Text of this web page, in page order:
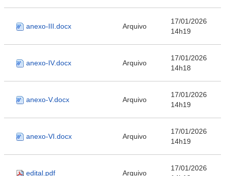
anexo-III.docx Arquivo
17/01/2026
14h19
anexo-IV.docx Arquivo
17/01/2026
14h18
anexo-V.docx Arquivo
17/01/2026
14h19
anexo-VI.docx Arquivo
17/01/2026
14h19
edital.pdf Arquivo
17/01/2026